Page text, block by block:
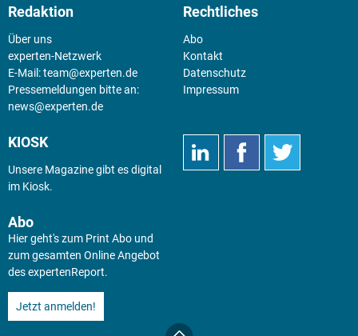
Redaktion
Über uns
experten-Netzwerk
E-Mail:team@experten.de
Pressemeldungen bitte an:
news@experten.de
Rechtliches
Abo
Kontakt
Datenschutz
Impressum
KIOSK
Unsere Magazine gibt es digital
im Kiosk.
Abo
Hier geht's zum Print Abo und
zum gesamten Online Angebot
des expertenReport.
Jetzt anmelden!